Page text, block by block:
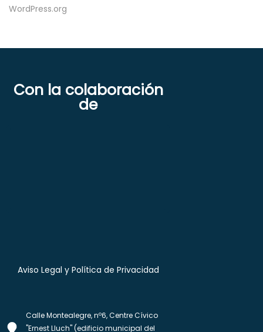
WordPress.org
Con la colaboración
de
Aviso Legal y Política de Privacidad
Calle Montealegre, nº6, Centre Cívico
"Ernest Lluch" (edificio municipal del